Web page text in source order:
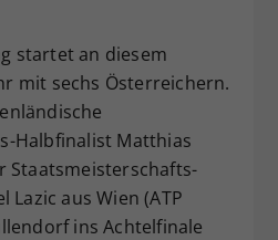
startet an diesem
mit sechs Österreichern.
Halbfinalist Matthias
Staatsmeisterschafts-
aus Wien (ATP
ins Achtelfinale